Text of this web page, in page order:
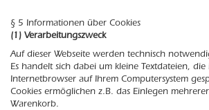
§ 5 Informationen über Cookies
(1) Verarbeitungszweck
Auf dieser Webseite werden technisch
Es handelt sich dabei um kleine Textdateien,
Internetbrowser auf Ihrem Computersystem
Cookies ermöglichen z.B. das Einlegen
Warenkorb.